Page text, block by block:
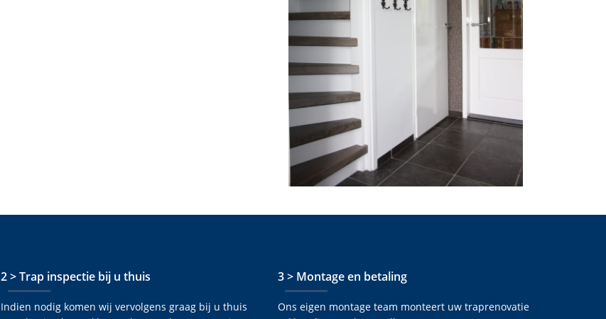
2 > Trap inspectie bij u thuis
Indien nodig komen wij vervolgens graag bij u thuis
3 > Montage en betaling
Ons eigen montage team monteert uw traprenovatie